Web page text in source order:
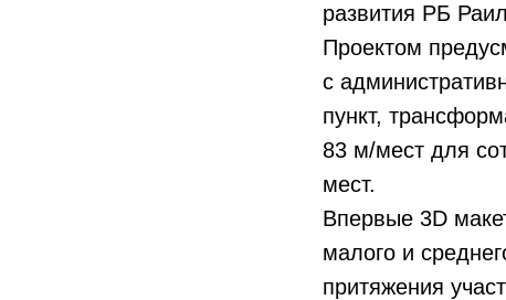
развития РБ
Проектом
с
пункт,
83 м/мест для
мест.
Впервые 3D
малого и
притяжения